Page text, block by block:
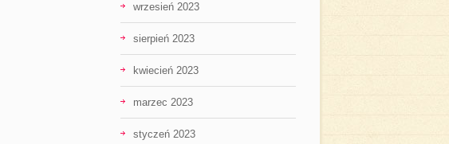
wrzesień 2023
sierpień 2023
kwiecień 2023
marzec 2023
styczeń 2023